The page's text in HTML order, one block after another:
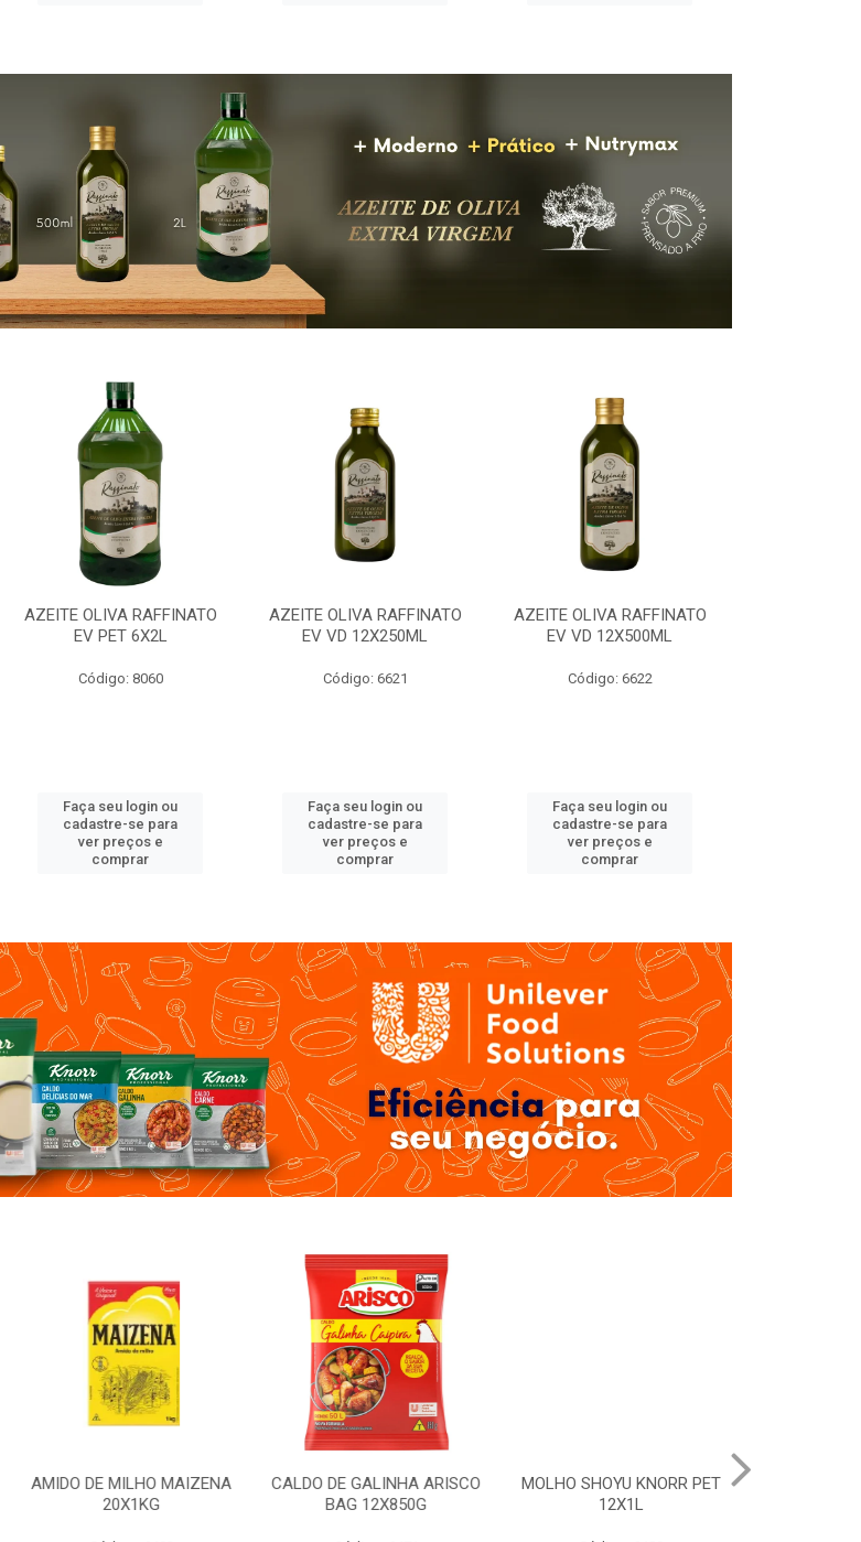
AZEITE OLIVA RAFFINATO
EV PET 6X2L
Código: 8060
Faça seu login ou
cadastre-se para
ver preços e
comprar
AZEITE OLIVA RAFFINATO
EV VD 12X250ML
Código: 6621
Faça seu login ou
cadastre-se para
ver preços e
comprar
AZEITE OLIVA RAFFINATO
EV VD 12X500ML
Código: 6622
Faça seu login ou
cadastre-se para
ver preços e
comprar
AMIDO DE MILHO MAIZENA
20X1KG
CALDO DE GALINHA ARISCO
BAG 12X850G
MOLHO SHOYU KNORR PET
12X1L